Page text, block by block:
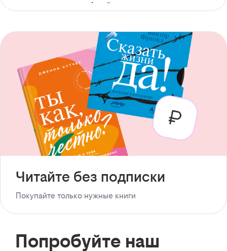
с доступом офлайн
Читайте без подписки
Покупайте только нужные книги
Попробуйте наш